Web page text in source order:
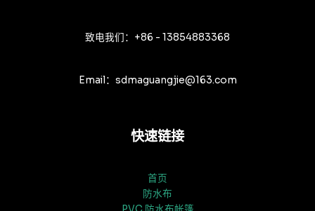
致电我们：+86 - 13854883368
Email：sdmaguangjie@163.com
快速链接
首页
防水布